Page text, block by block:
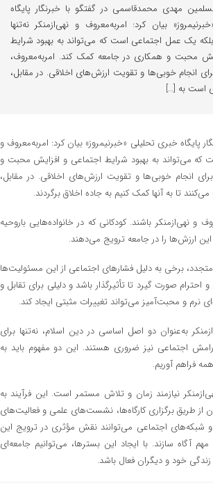
مهدی محمدقاسمی در گفتگو با خبرنگار پایگاه
بیان کرد: امربه‌معروف و نهی‌ازمنکر نه‌تنها
یک عمل اجتماعی است که می‌تواند به بهبود شرایط
محبت و همکاری در جامعه کمک کند. امربه‌معروف،
انجام خوبی‌ها و تقویت ارزش‌های اخلاقی. در مقابل،
است به […]
خبری تحلیلی «خبرنیمروز» بیان کرد: امربه‌معروف و
که می‌تواند به بهبود شرایط اجتماعی و افزایش محبت و
انجام خوبی‌ها و تقویت ارزش‌های اخلاقی. در مقابل،
تا به آنها کمک کنیم به جاده اخلاق برگردند.
نهی‌ازمنکر باشند. کودکانی که در خانواده‌هایی باروحیه
ارزش‌ها را در جامعه ترویج می‌دهند.
برخی به دلیل فشارهای اجتماعی از این مسئولیت‌ها
صورت گیرد تا تأثیرگذار باشد و دلیلی برای تقابل و
و محبت‌آمیز می‌تواند تغییرات مثبتی ایجاد کند.
به‌عنوان دو اصل اساسی در دین اسلام، نه‌تنها برای
اجتماعی نیز ضروری هستند. این دو مفهوم باید به
فراهم آوریم.
نیازمند زمان و تلاش مستمر است. این فرآیند به
طریق برگزاری کارگاه‌ها، نشست‌های علمی و فعالیت‌های
و شبکه‌های اجتماعی می‌توانند نقش مؤثری در ترویج این
سازند. با ایجاد این بسترها، می‌توانیم جامعه‌ای
خود و دیگران فعال باشد.